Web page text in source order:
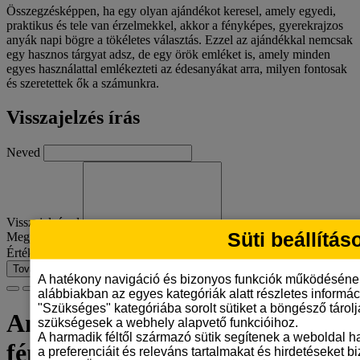
Összegzésképpen, ha egy olyan ajándékot keresel, amely egyedi,
praktikus és tele van érzelmekkel, akkor a fényképes, gyerekrajzos
anyák napi bögre a tökéletes választás. Ezzel az ajándékkal nemcsak
egy hasznos tárgyat adsz, de egy örök emléket is, amely minden
egyes használattal emlékezteti az édesanyákat arra, milyen fontosak
és szeretettek ők a számunkra.
Visszajelzés írás
Neved
Visszajelzésed
Megjegyzés:
Értékelés
Tovább
Anyák napi gyerekrajzos,
fényképes bögre
Süti
A hatékony navigáció és bizonyos funkciók
alábbiakban az egyes kategóriák alatt részletes
"Szükséges" kategóriába sorolt sütiket a böngésző
szükségesek a webhely alapvető funkcióihoz.
A harmadik féltől származó sütik segítenek a weboldal
a preferenciáit és releváns tartalmakat és hirdetéseket